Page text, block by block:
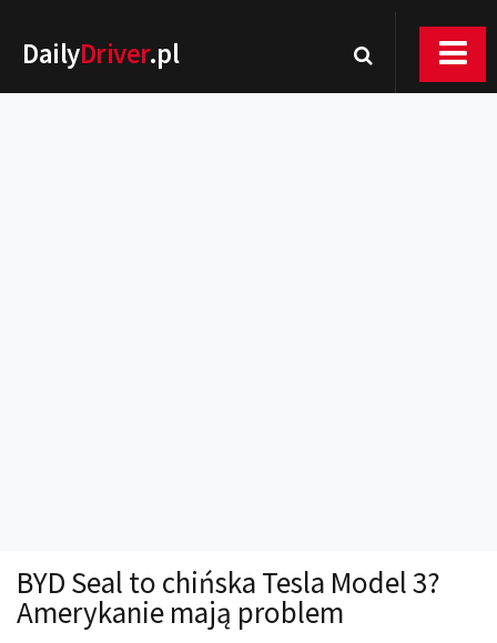
DailyDriver.pl
Technika jazdy
Oświetlenie
BYD Seal to chińska Tesla Model 3?
Amerykanie mają problem